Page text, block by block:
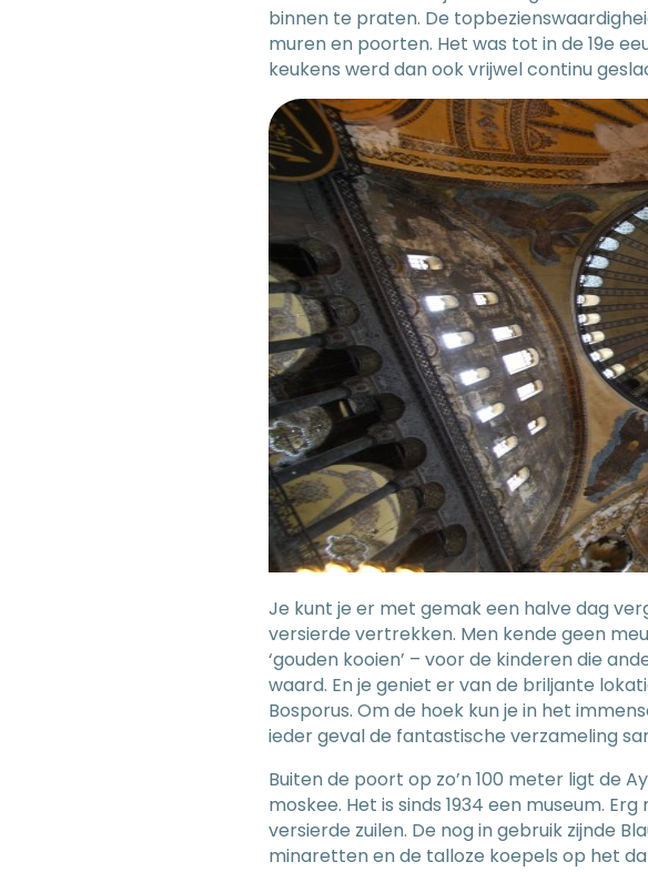
binnen te praten. De
muren en poorten. Het was tot in de 19e
keukens werd dan ook vrijwel continu
Je kunt je er met gemak een halve dag
versierde vertrekken. Men kende geen
‘gouden kooien’ – voor de kinderen die
waard. En je geniet er van de briljante
Bosporus. Om de hoek kun je in het
ieder geval de fantastische verzameling
Buiten de poort op zo’n 100 meter ligt de
moskee. Het is sinds 1934 een museum.
versierde zuilen. De nog in gebruik zijnde
minaretten en de talloze koepels op het